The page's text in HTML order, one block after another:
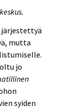
järjestettyä
mutta
jo
syiden